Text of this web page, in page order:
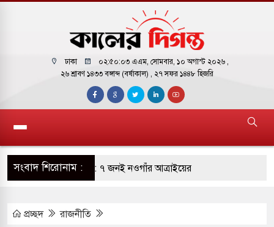
ঢাকা ০২:৫০:০৪ এএম, সোমবার, ১০ অগাস্ট ২০২৬ ,
২৬ শ্রাবণ ১৪৩৩ বঙ্গাব্দ (বর্ষাকাল) , ২৭ সফর ১৪৪৮ হিজরি
সংবাদ শিরোনাম :
আগুন ১৭ জনের মৃত্যু: ৭ জনই নওগাঁর আত্রাইয়ের
রুটে কাল থেকে চালু হচ্ছে ‘অভিযাত্রী কমিউটার’
প্রচ্ছদ রাজনীতি